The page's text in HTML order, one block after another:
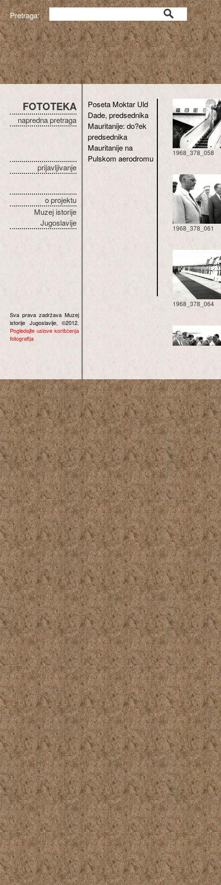
Pretraga:
FOTOTEKA
napredna pretraga
prijavljivanje
o projektu
Muzej istorije
Jugoslavije
Sva prava zadržava Muzej
istorije Jugoslavije, ©2012.
Pogledajte uslove korišćenja
fotografija
Poseta Moktar Uld
Dade, predsednika
Mauritanije: do?ek
predsednika
Mauritanije na
Pulskom aerodromu
1968_378_058
1968_378_061
1968_378_064
1968_378_067